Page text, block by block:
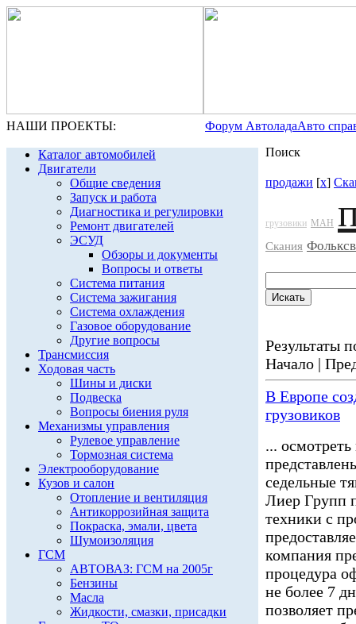
НАШИ ПРОЕКТЫ: Форум АвтоладаАвто
Каталог автомобилей
Двигатели
Общие сведения
Запуск и работа
Диагностика и регулировки
Ремонт двигателей
ЭСУД
Обзоры и документы
Вопросы и ответы
Система питания
Система зажигания
Система охлаждения
Газовое оборудование
Другие вопросы
Трансмиссия
Ходовая часть
Шины и диски
Подвеска
Вопросы биения руля
Механизмы управления
Рулевое управление
Тормозная система
Электрооборудование
Кузов и салон
Отопление и вентиляция
Антикоррозийная защита
Покраска, эмали, цвета
Шумоизоляция
ГСМ
АВТОВАЗ: ГСМ на 2005г
Бензины
Масла
Жидкости, смазки, присадки
Поиск
продажи [x]
грузовики МАН
Скания
Результаты
Начало |
В Европе
грузовиков
...
седельные
Лиер Групп
техники с
компания
процедура
не более 7
позволяет